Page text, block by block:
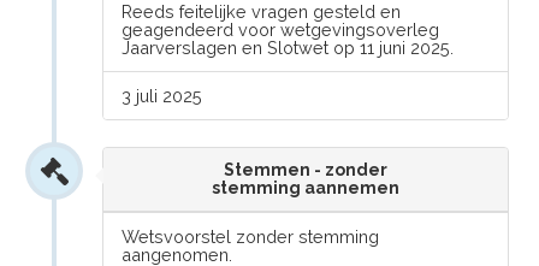
Reeds feitelijke vragen gesteld en
geagendeerd voor wetgevingsoverleg
Jaarverslagen en Slotwet op 11 juni 2025.
3 juli 2025
Stemmen - zonder
stemming aannemen
Wetsvoorstel zonder stemming
aangenomen.